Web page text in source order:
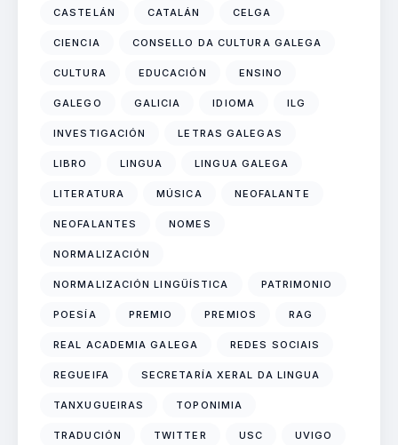
CASTELÁN CATALÁN CELGA
CIENCIA CONSELLO DA CULTURA GALEGA
CULTURA EDUCACIÓN ENSINO
GALEGO GALICIA IDIOMA ILG
INVESTIGACIÓN LETRAS GALEGAS
LIBRO LINGUA LINGUA GALEGA
LITERATURA MÚSICA NEOFALANTE
NEOFALANTES NOMES
NORMALIZACIÓN
NORMALIZACIÓN LINGÜÍSTICA PATRIMONIO
POESÍA PREMIO PREMIOS RAG
REAL ACADEMIA GALEGA REDES SOCIAIS
REGUEIFA SECRETARÍA XERAL DA LINGUA
TANXUGUEIRAS TOPONIMIA
TRADUCIÓN TWITTER USC UVIGO